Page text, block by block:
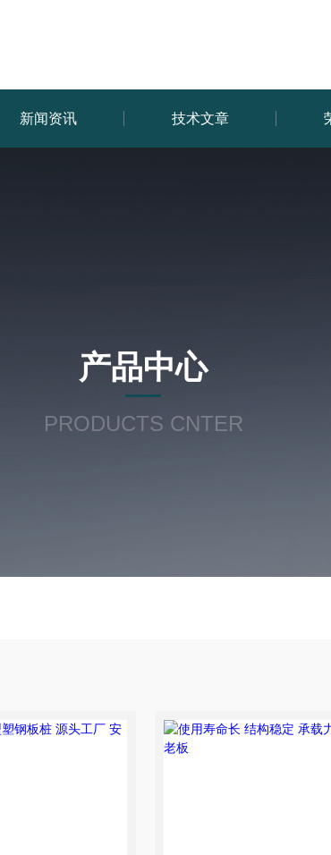
新闻资讯 技术文章
产品中心
PRODUCTS CNTER